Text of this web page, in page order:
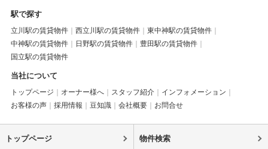
駅で探す
立川駅の賃貸物件 西立川駅の賃貸物件
東中神駅の賃貸物件
中神駅の賃貸物件
日野駅の賃貸物件
豊田駅の賃貸物件
国立駅の賃貸物件
当社について
トップページ オーナー様へ スタッフ紹介
インフォメーション
お客様の声
採用情報 豆知識 会社概要 お問合せ
トップページ 物件検索